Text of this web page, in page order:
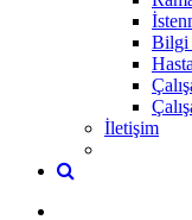
Bilgi
İletişim